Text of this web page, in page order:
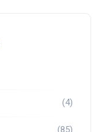
(4)
(85)